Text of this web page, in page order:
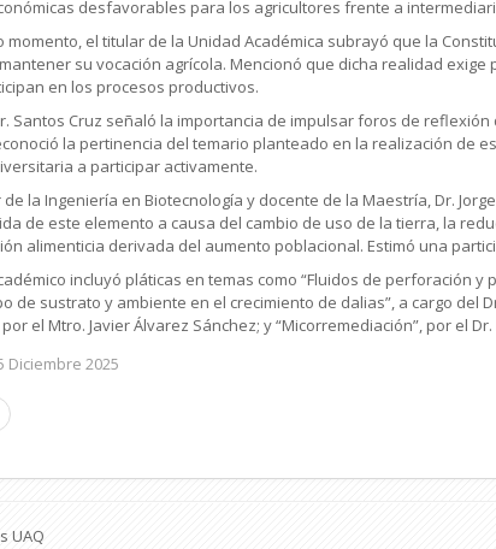
desfavorables para los agricultores frente a
momento, el titular de la Unidad Académica subrayó que la
su vocación agrícola. Mencionó que dicha realidad
en los procesos productivos.
Santos Cruz señaló la importancia de impulsar foros de
la pertinencia del temario planteado en la realización de
a participar activamente.
de la Ingeniería en Biotecnología y docente de la Maestría, Dr.
de este elemento a causa del cambio de uso de la tierra, la
alimenticia derivada del aumento poblacional. Estimó una
incluyó pláticas en temas como “Fluidos de perforación
de sustrato y ambiente en el crecimiento de dalias”, a cargo del
el Mtro. Javier Álvarez Sánchez; y “Micorremediación”, por el
Diciembre 2025
UAQ